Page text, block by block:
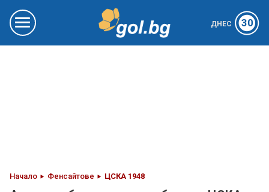
ДНЕС 30
Начало Фенсайтове ЦСКА 1948